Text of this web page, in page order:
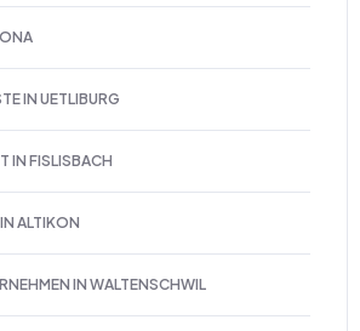
IN UETLIBURG
IN FISLISBACH
ALTIKON
IN WALTENSCHWIL